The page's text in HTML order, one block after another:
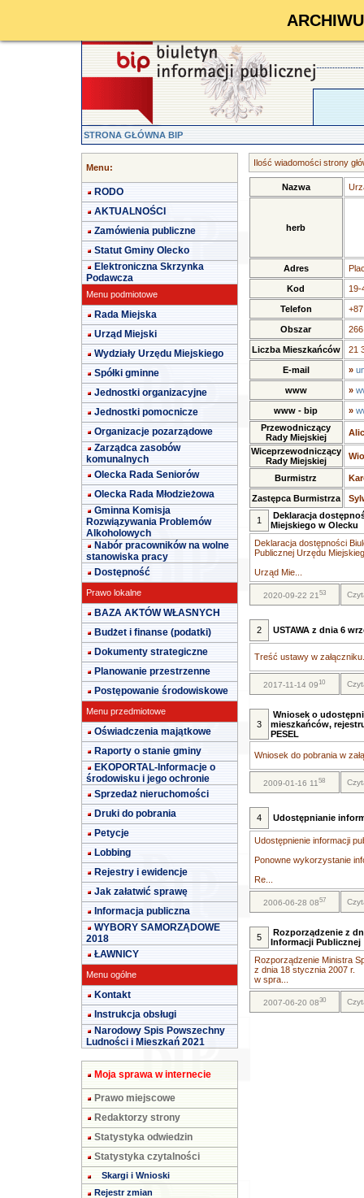
STRONA GŁÓWNA BIP
Menu:
RODO
AKTUALNOŚCI
Zamówienia publiczne
Statut Gminy Olecko
Elektroniczna Skrzynka
Podawcza
Menu podmiotowe
Rada Miejska
Urząd Miejski
Wydziały Urzędu Miejskiego
Spółki gminne
Jednostki organizacyjne
Jednostki pomocnicze
Organizacje pozarządowe
Zarządca zasobów
komunalnych
Olecka Rada Seniorów
Olecka Rada Młodzieżowa
Gminna Komisja
Rozwiązywania Problemów
Alkoholowych
Nabór pracowników na wolne
stanowiska pracy
Dostępność
Prawo lokalne
BAZA AKTÓW WŁASNYCH
Budżet i finanse (podatki)
Dokumenty strategiczne
Planowanie przestrzenne
Postępowanie środowiskowe
Menu przedmiotowe
Oświadczenia majątkowe
Raporty o stanie gminy
EKOPORTAL-Informacje o
środowisku i jego ochronie
Sprzedaż nieruchomości
Druki do pobrania
Petycje
Lobbing
Rejestry i ewidencje
Jak załatwić sprawę
Informacja publiczna
WYBORY SAMORZĄDOWE
2018
ŁAWNICY
Menu ogólne
Kontakt
Instrukcja obsługi
Narodowy Spis Powszechny
Ludności i Mieszkań 2021
Moja sprawa w internecie
Prawo miejscowe
Redaktorzy strony
Statystyka odwiedzin
Statystyka czytalności
Skargi i Wnioski
Rejestr zmian
Ilość wiadomości strony
Nazwa
herb
Adres
Kod 19-
Telefon
Obszar
Liczba Mieszkańców 21
E-mail »
www »
www - bip »
Przewodniczący
Rady Miejskiej
Wiceprzewodniczący
Rady Miejskiej
Burmistrz
Zastępca Burmistrza
1
Deklaracja
Miejskiego w Olecku
Deklaracja dostępności
Publicznej Urzędu
Urząd Mie...
2020-09-22 2153
2 USTAWA z dnia 6
Treść ustawy w
2017-11-14 0910
3
Wniosek o
mieszkańców,
PESEL
Wniosek do pobrania w
2009-01-16 1158
4 Udostępnianie
Udostępnienie informacji
Ponowne wykorzystanie
Re...
2006-06-28 0857
5
Rozporządzenie z
Informacji Publicznej
Rozporządzenie Ministra
z dnia 18 stycznia 2007 r.
w spra...
2007-06-20 0830